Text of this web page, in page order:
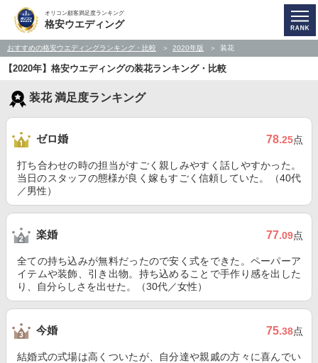
オリコン顧客満足度ランキング
格安ウエディング
おすすめの格安ウエディングランキング・比較 2020年版 装花
【2020年】格安ウエディングの装花ランキング・比較
装花 満足度ランキング
ゼロ婚 78.25点
打ち合わせの時の担当がすごく親しみやすく話しやすかった。
当日のスタッフの態様が良く嫁もすごく信頼していた。（40代
／男性）
楽婚 77.09点
全ての持ち込みが無料だったので安く式をできた。ペーパーア
イテムや装飾、引き出物。持ち込めることで手作り感を出した
り、自分らしさを出せた。（30代／女性）
今婚 75.38点
結婚式の式場は高くついたが、自分達や親戚の方々に喜んでい